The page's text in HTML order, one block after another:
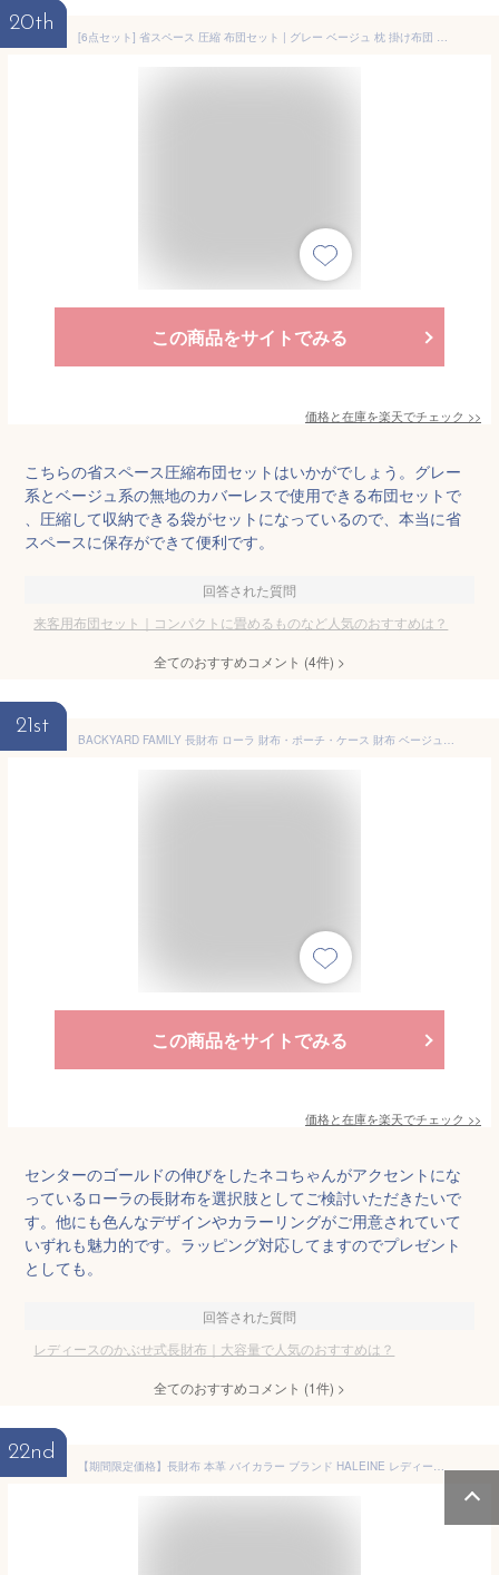
20th
[6点セット] 省スペース 圧縮 布団セット | グレー ベージュ 枕 掛け布団 敷布団 敷布団カバー 収納袋×2 | 無地 来客用 来客用 コンパクト 布団 セット 6点 セット シンプル ミニマル 便利 枕 掛け布団 敷き布団
この商品をサイトでみる
価格と在庫を楽天でチェック >>
こちらの省スペース圧縮布団セットはいかがでしょう。グレー
系とベージュ系の無地のカバーレスで使用できる布団セットで
、圧縮して収納できる袋がセットになっているので、本当に省
スペースに保存ができて便利です。
回答された質問
来客用布団セット｜コンパクトに畳めるものなど人気のおすすめは？
全てのおすすめコメント (4件) >
21st
BACKYARD FAMILY 長財布 ローラ 財布・ポーチ・ケース 財布 ベージュ ネイビー ブラウン ピンク ブラック【送料無料】
この商品をサイトでみる
価格と在庫を楽天でチェック >>
センターのゴールドの伸びをしたネコちゃんがアクセントにな
っているローラの長財布を選択肢としてご検討いただきたいで
す。他にも色んなデザインやカラーリングがご用意されていて
いずれも魅力的です。ラッピング対応してますのでプレゼント
としても。
回答された質問
レディースのかぶせ式長財布｜大容量で人気のおすすめは？
全てのおすすめコメント (1件) >
22nd
【期間限定価格】長財布 本革 バイカラー ブランド HALEINE レディース 【ネコポスで送料無料】フランス製 レザー ゴールド 金具 ラウンドファスナー/かぶせ 牛革 シンプル 薄型 アレンヌ ギフト プレゼント 4FA (07000106r)